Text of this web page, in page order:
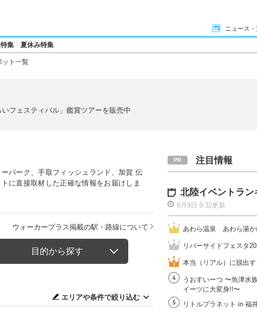
ニュース
集 夏休み特集
ット一覧
フェスティバル」鑑賞ツアーを販売中
パーク、手取フィッシュランド、加賀 伝
に直接取材した正確な情報をお届けしま
ウォーカープラス掲載の駅・路線について
目的から探す
エリアや条件で絞り込む
注目情報
北陸イベントラン
8月9日 9:32更新
あわら温泉 あわら湯か
リバーサイドフェスタ
本当（リアル）に脱出
うおすいーつ 〜魚津水
イーツに大変身!!〜
リトルプラネット in 福